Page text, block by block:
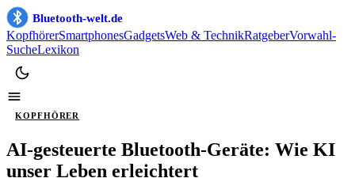
Bluetooth-welt.de
KopfhörerSmartphonesGadgetsWeb & TechnikRatgeberVorwahl-
SucheLexikon
KOPFHÖRER
AI-gesteuerte Bluetooth-Geräte: Wie KI
unser Leben erleichtert